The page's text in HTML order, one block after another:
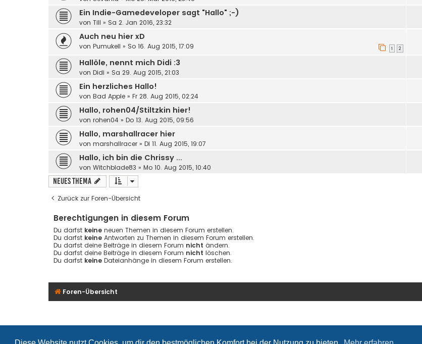
Ein Indie-Gamedeveloper sagt "Hallo" ;-)
von Till » Sa 2. Jan 2016, 23:32
Auch neu hier xD
von Pumukell » So 16. Aug 2015, 17:09 1 2
Hallöle, nennt mich Didi :3
von Didi » Sa 29. Aug 2015, 21:03
Ein herzliches Hallo!
von Bad Apple » Fr 28. Aug 2015, 02:24
Hallo, rohen04/Stiltzkin hier!
von rohen04 » Do 13. Aug 2015, 09:56
Hallo, marshallracer hier
von marshallracer » Di 11. Aug 2015, 19:07
Hallo, ich bin die Chrissy ...
von Witchblade83 » Mo 10. Aug 2015, 10:40
Neues Thema
Zurück zur Foren-Übersicht
Berechtigungen in diesem Forum
Du darfst keine neuen Themen in diesem Forum erstellen.
Du darfst keine Antworten zu Themen in diesem Forum erstellen.
Du darfst deine Beiträge in diesem Forum nicht ändern.
Du darfst deine Beiträge in diesem Forum nicht löschen.
Du darfst keine Dateianhänge in diesem Forum erstellen.
Foren-Übersicht